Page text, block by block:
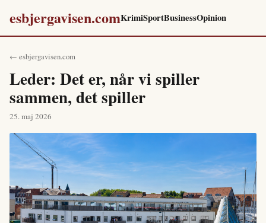
esbjergavisen.comKrimiSportBusinessOpinion
← esbjergavisen.com
Leder: Det er, når vi spiller
sammen, det spiller
25. maj 2026